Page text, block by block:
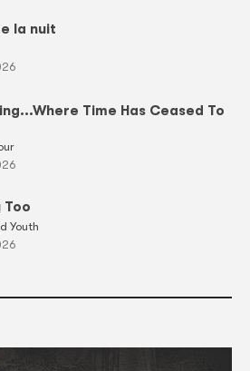
la nuit
Time Has Ceased To
Too
Youth